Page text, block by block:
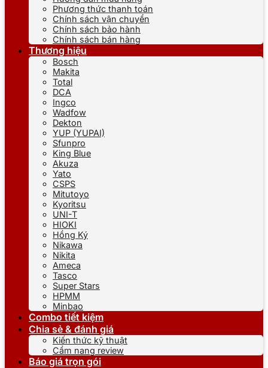
Phương thức thanh toán
Chính sách vận chuyển
Chính sách bảo hành
Chính sách bán hàng
Thương hiệu
Bosch
Makita
Total
DCA
Ingco
Wadfow
Dekton
YUP (YUPAI)
Sfunpro
King Blue
Akuza
Yato
CSPS
Mitutoyo
Kyoritsu
UNI-T
HIOKI
Hồng Ký
Nikawa
Nikita
Ameca
Tasco
Super Stars
HPMM
Minbao
Combo tiết kiệm
Chia sẻ & đánh giá
Kiến thức kỹ thuật
Cẩm nang review
Báo giá trọn gói